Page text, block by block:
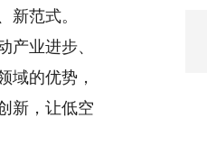
新范式。
业进步、
域的优势，
新，让低空